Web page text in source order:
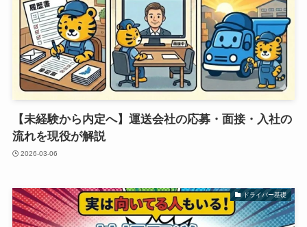
【未経験から内定へ】運送会社の応募・面接・入社の
流れを現役が解説
2026-03-06
ドライバー基礎